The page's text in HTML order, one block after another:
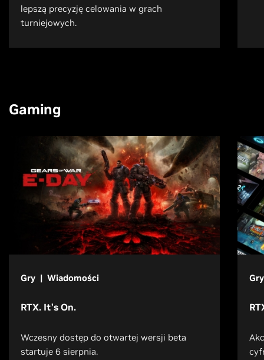
lepszą precyzję celowania w grach
turniejowych.
Gaming
Gry | Wiadomości
RTX. It’s On.
Wczesny dostęp do otwartej wersji beta
startuje 6 sierpnia.